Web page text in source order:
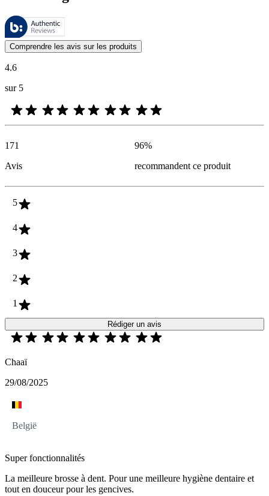
Ces évaluations sont gérées par Bazaarvoice et sont conformes à la
Les avis des clients exprimés sous forme d'évaluations de produits
Comprendre les avis sur les produits
4.6
sur 5
171
Avis
96%
recommandent ce produit
5
4
3
2
1
Rédiger un avis
Chaaï
29/08/2025
België
Super fonctionnalités
La meilleure brosse à dent. Pour une meilleure hygiène dentaire et
tout en douceur pour les gencives.